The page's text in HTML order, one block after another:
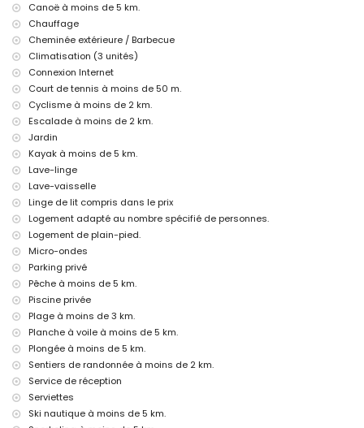
ville la plus proche : Javea (à moins de 5 kilomètres de la villa)
rivière ou rive la plus proche : Mer Méditerranée, Javea (à moins de 3
kilomètres de la villa)
plage la plus proche : Las Marinas, Denia (à moins de 3 kilomètres de
la villa)
port le plus proche : La Marina, Denia (à moins de 3 kilomètres de la
villa)
parc le plus proche : Montgo, Denia (à moins de 3 kilomètres de la
villa)
aéroport le plus proche : Alicante (à moins de 100 kilomètres de la
deuxième aéroport le plus proche : Valence (> 100 kilomètres)
les animaux de compagnie ne sont pas admis
L'hébergement convient très bien aux familles avec enfants
Installations et services privés inclus dans le prix de location
internet (WiFi)
fer et planche à repasser
service de réception et service d'urgence 24 heures
chauffage par air et climatisation
Installations/services communs
court de tennis
Installations et services privés en supplément
lit supplémentaire et lit d'enfant/berceau (sur demande)
Divertissement et loisirs pour vos vacances à Denia, Costa Blanca
bar, promenade (Las Marinas et Denia) (à moins de 5 kilomètres de
Canoë à moins de 5 km.
Chauffage
Cheminée extérieure / Barbecue
Climatisation (3 unités)
Connexion Internet
Court de tennis à moins de 50 m.
Cyclisme à moins de 2 km.
Escalade à moins de 2 km.
Jardin
Kayak à moins de 5 km.
Lave-linge
Lave-vaisselle
Linge de lit compris dans le prix
Logement adapté au nombre spécifié de personnes.
Logement de plain-pied.
Micro-ondes
Parking privé
Pêche à moins de 5 km.
Piscine privée
Plage à moins de 3 km.
Planche à voile à moins de 5 km.
Plongée à moins de 5 km.
Sentiers de randonnée à moins de 2 km.
Service de réception
Serviettes
Ski nautique à moins de 5 km.